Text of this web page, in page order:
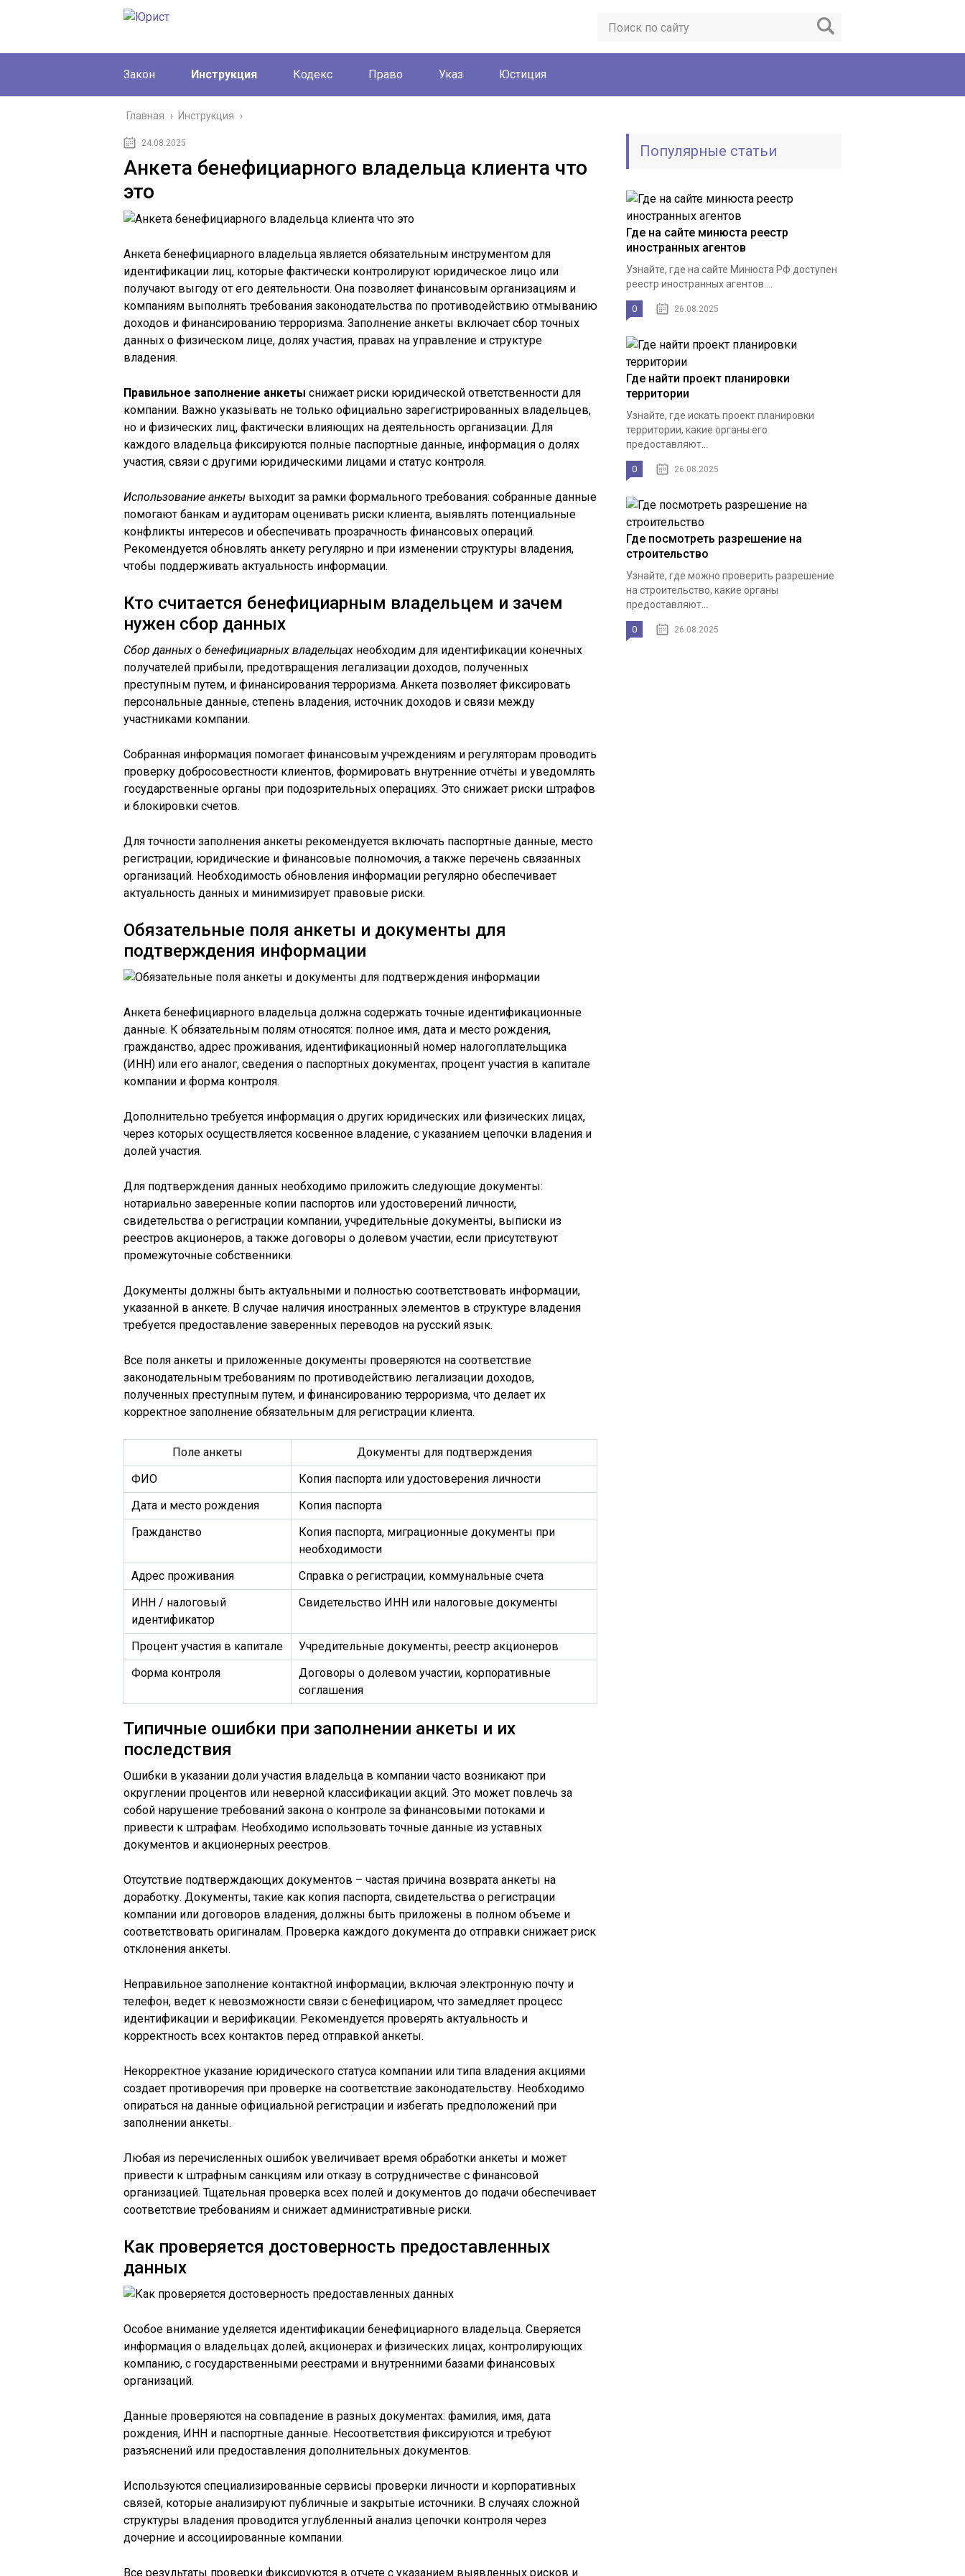
Закон Инструкция Кодекс Право Указ Юстиция
Главная › Инструкция ›
24.08.2025
Анкета бенефициарного владельца клиента что
это
Анкета бенефициарного владельца является обязательным инструментом для
идентификации лиц, которые фактически контролируют юридическое лицо или
получают выгоду от его деятельности. Она позволяет финансовым организациям и
компаниям выполнять требования законодательства по противодействию отмыванию
доходов и финансированию терроризма. Заполнение анкеты включает сбор точных
данных о физическом лице, долях участия, правах на управление и структуре
владения.
Правильное заполнение анкеты снижает риски юридической ответственности для
компании. Важно указывать не только официально зарегистрированных владельцев,
но и физических лиц, фактически влияющих на деятельность организации. Для
каждого владельца фиксируются полные паспортные данные, информация о долях
участия, связи с другими юридическими лицами и статус контроля.
Использование анкеты выходит за рамки формального требования: собранные данные
помогают банкам и аудиторам оценивать риски клиента, выявлять потенциальные
конфликты интересов и обеспечивать прозрачность финансовых операций.
Рекомендуется обновлять анкету регулярно и при изменении структуры владения,
чтобы поддерживать актуальность информации.
Кто считается бенефициарным владельцем и зачем
нужен сбор данных
Сбор данных о бенефициарных владельцах необходим для идентификации конечных
получателей прибыли, предотвращения легализации доходов, полученных
преступным путем, и финансирования терроризма. Анкета позволяет фиксировать
персональные данные, степень владения, источник доходов и связи между
участниками компании.
Собранная информация помогает финансовым учреждениям и регуляторам проводить
проверку добросовестности клиентов, формировать внутренние отчёты и уведомлять
государственные органы при подозрительных операциях. Это снижает риски штрафов
и блокировки счетов.
Для точности заполнения анкеты рекомендуется включать паспортные данные, место
регистрации, юридические и финансовые полномочия, а также перечень связанных
организаций. Необходимость обновления информации регулярно обеспечивает
актуальность данных и минимизирует правовые риски.
Обязательные поля анкеты и документы для
подтверждения информации
Анкета бенефициарного владельца должна содержать точные идентификационные
данные. К обязательным полям относятся: полное имя, дата и место рождения,
гражданство, адрес проживания, идентификационный номер налогоплательщика
(ИНН) или его аналог, сведения о паспортных документах, процент участия в капитале
компании и форма контроля.
Дополнительно требуется информация о других юридических или физических лицах,
через которых осуществляется косвенное владение, с указанием цепочки владения и
долей участия.
Для подтверждения данных необходимо приложить следующие документы:
нотариально заверенные копии паспортов или удостоверений личности,
свидетельства о регистрации компании, учредительные документы, выписки из
реестров акционеров, а также договоры о долевом участии, если присутствуют
промежуточные собственники.
Документы должны быть актуальными и полностью соответствовать информации,
указанной в анкете. В случае наличия иностранных элементов в структуре владения
требуется предоставление заверенных переводов на русский язык.
Все поля анкеты и приложенные документы проверяются на соответствие
законодательным требованиям по противодействию легализации доходов,
полученных преступным путем, и финансированию терроризма, что делает их
корректное заполнение обязательным для регистрации клиента.
Поле анкеты
Документы для подтверждения
ФИО
Копия паспорта или удостоверения личности
Дата и место рождения
Копия паспорта
Гражданство
Копия паспорта, миграционные документы при
необходимости
Адрес проживания
Справка о регистрации, коммунальные счета
ИНН / налоговый
идентификатор
Свидетельство ИНН или налоговые документы
Процент участия в капитале
Учредительные документы, реестр акционеров
Форма контроля
Договоры о долевом участии, корпоративные
соглашения
Типичные ошибки при заполнении анкеты и их
последствия
Ошибки в указании доли участия владельца в компании часто возникают при
округлении процентов или неверной классификации акций. Это может повлечь за
собой нарушение требований закона о контроле за финансовыми потоками и
привести к штрафам. Необходимо использовать точные данные из уставных
документов и акционерных реестров.
Отсутствие подтверждающих документов – частая причина возврата анкеты на
доработку. Документы, такие как копия паспорта, свидетельства о регистрации
компании или договоров владения, должны быть приложены в полном объеме и
соответствовать оригиналам. Проверка каждого документа до отправки снижает риск
отклонения анкеты.
Неправильное заполнение контактной информации, включая электронную почту и
телефон, ведет к невозможности связи с бенефициаром, что замедляет процесс
идентификации и верификации. Рекомендуется проверять актуальность и
корректность всех контактов перед отправкой анкеты.
Некорректное указание юридического статуса компании или типа владения акциями
создает противоречия при проверке на соответствие законодательству. Необходимо
опираться на данные официальной регистрации и избегать предположений при
заполнении анкеты.
Любая из перечисленных ошибок увеличивает время обработки анкеты и может
привести к штрафным санкциям или отказу в сотрудничестве с финансовой
организацией. Тщательная проверка всех полей и документов до подачи обеспечивает
соответствие требованиям и снижает административные риски.
Как проверяется достоверность предоставленных
данных
Особое внимание уделяется идентификации бенефициарного владельца. Сверяется
информация о владельцах долей, акционерах и физических лицах, контролирующих
компанию, с государственными реестрами и внутренними базами финансовых
организаций.
Данные проверяются на совпадение в разных документах: фамилия, имя, дата
рождения, ИНН и паспортные данные. Несоответствия фиксируются и требуют
разъяснений или предоставления дополнительных документов.
Используются специализированные сервисы проверки личности и корпоративных
связей, которые анализируют публичные и закрытые источники. В случаях сложной
структуры владения проводится углубленный анализ цепочки контроля через
дочерние и ассоциированные компании.
Все результаты проверки фиксируются в отчете с указанием выявленных рисков и
Популярные статьи
Где на сайте минюста реестр
иностранных агентов
Узнайте, где на сайте Минюста РФ доступен
реестр иностранных агентов....
0 26.08.2025
Где найти проект планировки
территории
Узнайте, где искать проект планировки
территории, какие органы его
предоставляют...
0 26.08.2025
Где посмотреть разрешение на
строительство
Узнайте, где можно проверить разрешение
на строительство, какие органы
предоставляют...
0 26.08.2025